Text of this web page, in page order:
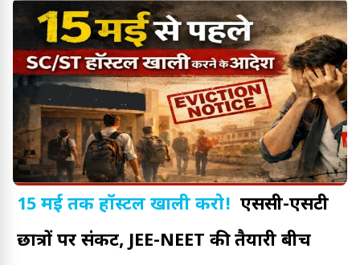
15 मई तक हॉस्टल खाली करो! एससी-एसटी
छात्रों पर संकट, JEE-NEET की तैयारी बीच